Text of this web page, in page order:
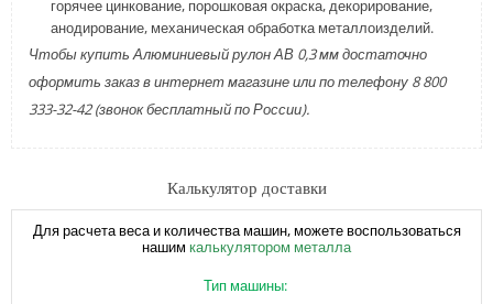
горячее цинкование, порошковая окраска, декорирование,
анодирование, механическая обработка металлоизделий.
Чтобы купить Алюминиевый рулон АВ 0,3 мм достаточно
оформить заказ в интернет магазине или по телефону 8 800
333-32-42 (звонок бесплатный по России).
Калькулятор доставки
Для расчета веса и количества машин, можете воспользоваться
нашим калькулятором металла
Тип машины: